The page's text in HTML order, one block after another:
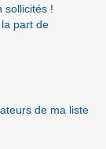
sollicités !
part de
de ma liste